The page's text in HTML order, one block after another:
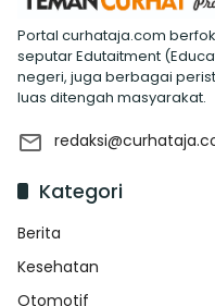
Portal curhataja.com
seputar Edutaitment
negeri, juga berbagai
luas ditengah masyarakat.
Kategori
Berita
Kesehatan
Otomotif